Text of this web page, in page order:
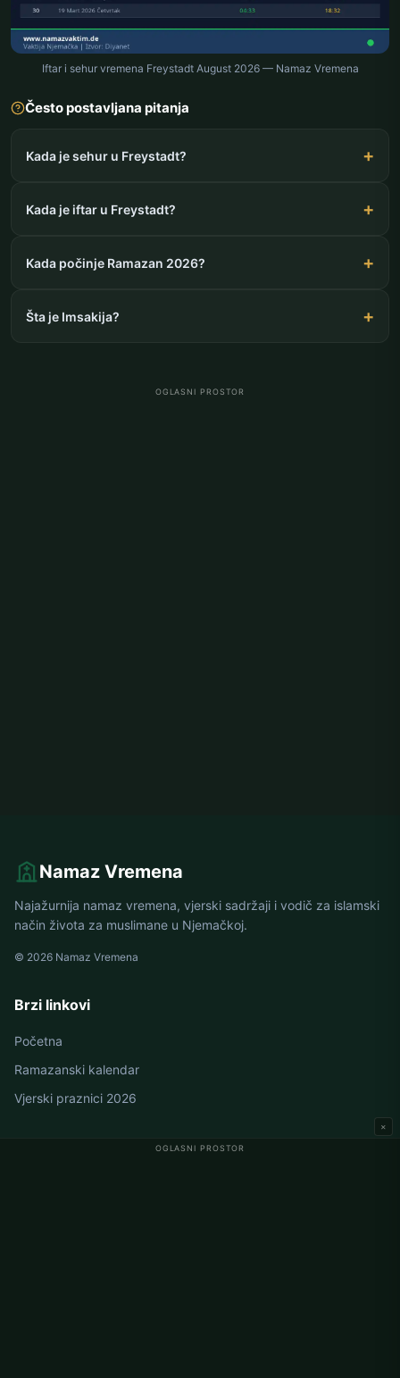
Iftar i sehur vremena Freystadt August 2026 — Namaz Vremena
Često postavljana pitanja
Kada je sehur u Freystadt?
Kada je iftar u Freystadt?
Kada počinje Ramazan 2026?
Šta je Imsakija?
OGLASNI PROSTOR
OGLASNI PROSTOR
×
Namaz Vremena
Najažurnija namaz vremena, vjerski sadržaji i vodič za islamski
način života za muslimane u Njemačkoj.
© 2026 Namaz Vremena
Brzi linkovi
Početna
Ramazanski kalendar
Vjerski praznici 2026
Namaz vremena u Njemačkoj